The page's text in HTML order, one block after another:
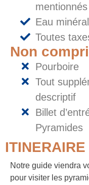
mentionnés
Eau
Toutes
Non
Pourboire
Tout
descriptif
Billet
Pyramides
ITINERAIRE
Notre guide viendra
pour visiter les